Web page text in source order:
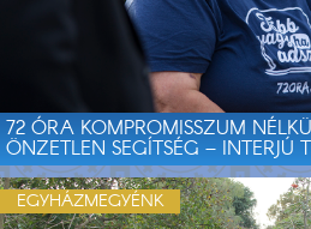
72 ÓRA KOMPROMISSZUM
ÖNZETLEN SEGÍTSÉG – INTERJÚ
EGYHÁZMEGYÉNK